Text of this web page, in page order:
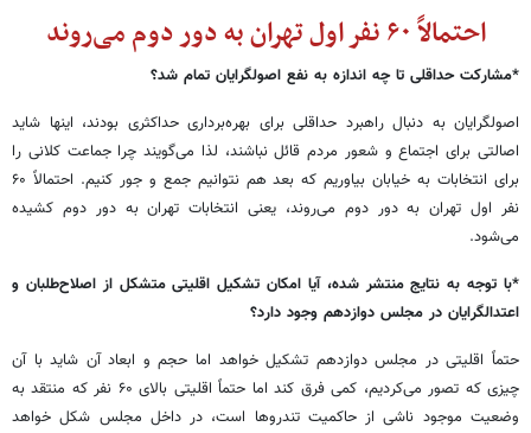
احتمالاً ۶۰ نفر اول تهران به دور دوم می‌روند
*مشارکت حداقلی تا چه اندازه به نفع اصولگرایان تمام شد؟
اصولگرایان به دنبال راهبرد حداقلی برای بهره‌برداری حداکثری بودند، اینها شاید
اصالتی برای اجتماع و شعور مردم قائل نباشند، لذا می‌گویند چرا جماعت کلانی را
برای انتخابات به خیابان بیاوریم که بعد هم نتوانیم جمع و جور کنیم. احتمالاً ۶۰
نفر اول تهران به دور دوم می‌روند، یعنی انتخابات تهران به دور دوم کشیده
می‌شود.
*با توجه به نتایج منتشر شده، آیا امکان تشکیل اقلیتی متشکل از اصلاح‌طلبان و
اعتدالگرایان در مجلس دوازدهم وجود دارد؟
حتماً اقلیتی در مجلس دوازدهم تشکیل خواهد اما حجم و ابعاد آن شاید با آن
چیزی که تصور می‌کردیم، کمی فرق کند اما حتماً اقلیتی بالای ۶۰ نفر که منتقد به
وضعیت موجود ناشی از حاکمیت تندروها است، در داخل مجلس شکل خواهد